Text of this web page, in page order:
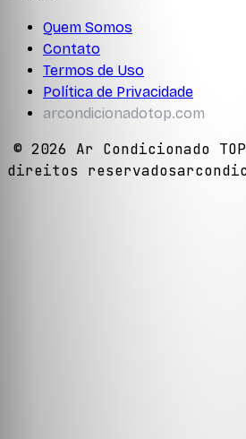
Quem Somos
Contato
Termos de Uso
Política de Privacidade
arcondicionadotop.com
© 2026 Ar Condicionado TOP
direitos reservados